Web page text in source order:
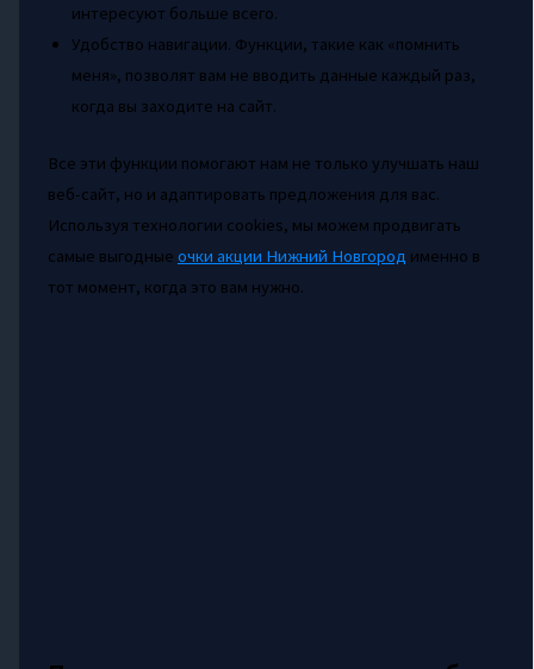
интересуют больше всего.
Удобство навигации. Функции, такие как «помнить
меня», позволят вам не вводить данные каждый раз,
когда вы заходите на сайт.
Все эти функции помогают нам не только улучшать наш
веб-сайт, но и адаптировать предложения для вас.
Используя технологии cookies, мы можем продвигать
самые выгодные очки акции Нижний Новгород именно в
тот момент, когда это вам нужно.